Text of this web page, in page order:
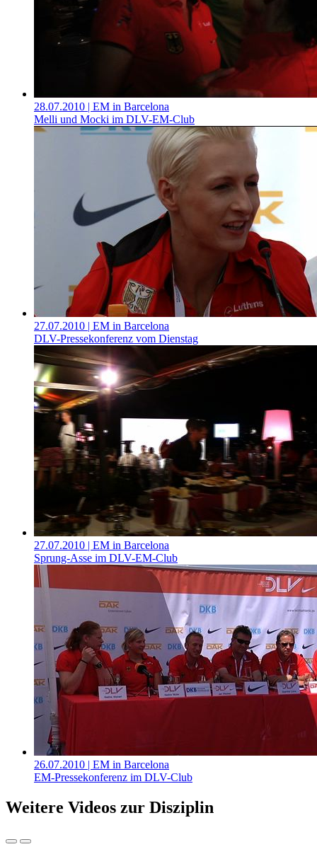
28.07.2010 | EM in Barcelona
Melli und Mocki im DLV-EM-Club
27.07.2010 | EM in Barcelona
DLV-Pressekonferenz vom Dienstag
27.07.2010 | EM in Barcelona
Sprung-Asse im DLV-EM-Club
26.07.2010 | EM in Barcelona
EM-Pressekonferenz im DLV-Club
Weitere Videos zur Disziplin